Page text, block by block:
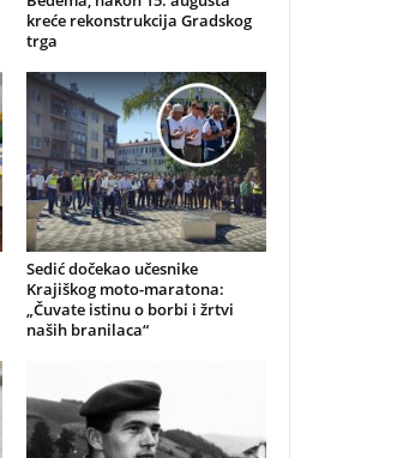
kreće rekonstrukcija Gradskog
trga
Sedić dočekao učesnike
Krajiškog moto-maratona:
„Čuvate istinu o borbi i žrtvi
naših branilaca“